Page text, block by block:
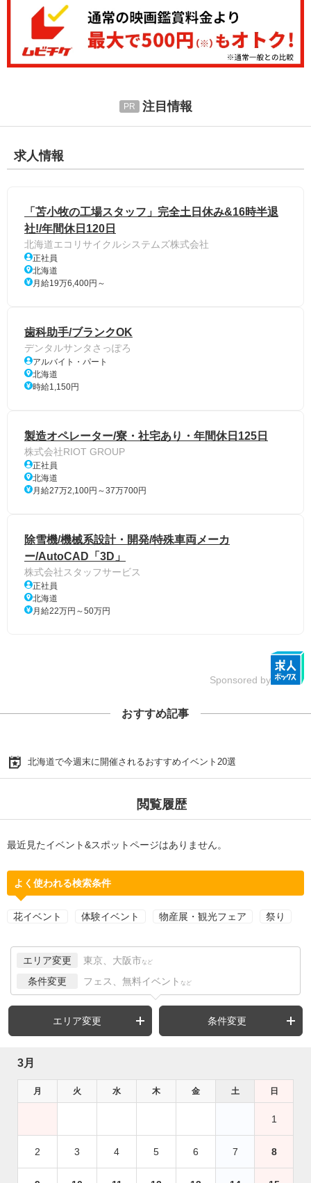
注目情報
求人情報
「苫小牧の工場スタッフ」完全土日休み&16時半退
社!/年間休日120日
北海道エコリサイクルシステムズ株式会社
正社員
北海道
月給19万6,400円～
歯科助手/ブランクOK
デンタルサンタさっぽろ
アルバイト・パート
北海道
時給1,150円
製造オペレーター/寮・社宅あり・年間休日125日
株式会社RIOT GROUP
正社員
北海道
月給27万2,100円～37万700円
除雪機/機械系設計・開発/特殊車両メーカ
ー/AutoCAD「3D」
株式会社スタッフサービス
正社員
北海道
月給22万円～50万円
Sponsored by
おすすめ記事
北海道で今週末に開催されるおすすめイベント20選
閲覧履歴
最近見たイベント&スポットページはありません。
よく使われる検索条件
花イベント 体験イベント 物産展・観光フェア 祭り
エリア変更 東京、大阪市 など
条件変更 フェス、無料イベント など
エリア変更 条件変更
3月
月 火 水 木 金 土 日
1
2 3 4 5 6 7 8